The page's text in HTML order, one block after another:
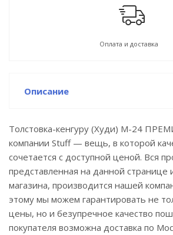
Оплата и доставка
Описание
Толстовка-кенгуру (Худи) М-24
компании Stuff — вещь, в которой
сочетается с доступной ценой. Вся
представленная на данной странице
магазина, производится нашей
этому мы можем гарантировать не
цены, но и безупречное качество
покупателя возможна доставка по